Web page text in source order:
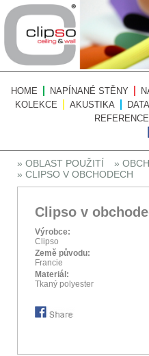
HOME NAPÍNANÉ STĚNY
KOLEKCE
AKUSTIKA
REFERENCE
» OBLAST POUŽITÍ
»
» CLIPSO V OBCHODECH
Clipso v
Výrobce:
Clipso
Země původu:
Francie
Materiál:
Tkaný polyester